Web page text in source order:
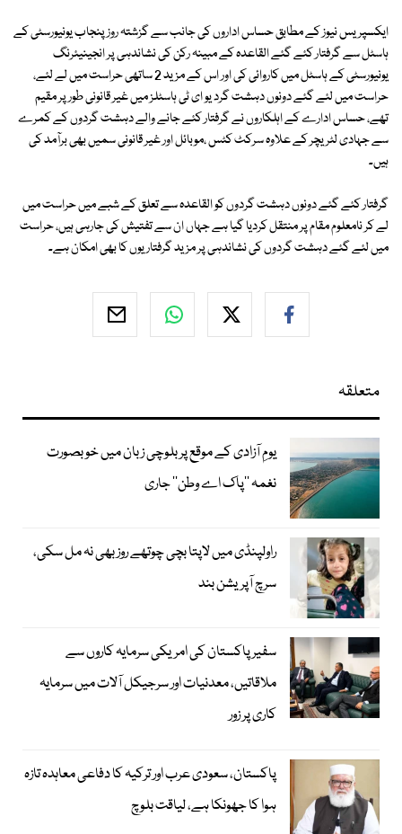
ایکسپریس نیوز کے مطابق حساس اداروں کی جانب سے گزشتہ روز پنجاب یونیورسٹی کے
ہاسٹل سے گرفتار کئے گئے القاعدہ کے مبینہ رکن کی نشاندہی پر انجینیئرنگ
یونیورسٹی کے ہاسٹل میں کاروائی کی اور اس کے مزید 2 ساتھی حراست میں لے لئے،
حراست میں لئے گئے دونوں دہشت گرد یو ای ٹی ہاسٹلز میں غیر قانونی طور پر مقیم
تھے، حساس ادارے کے اہلکاروں نے گرفتار کئے جانے والے دہشت گردوں کے کمرے
سے جہادی لٹریچر کے علاوہ سرکٹ کٹس ،موبائل اور غیر قانونی سمیں بھی برآمد کی
ہیں۔
گرفتار کئے گئے دونوں دہشت گردوں کو القاعدہ سے تعلق کے شبے میں حراست میں
لے کر نامعلوم مقام پر منتقل کردیا گیا ہے جہاں ان سے تفتیش کی جارہی ہیں، حراست
میں لئے گئے دہشت گردوں کی نشاندہی پر مزید گرفتاریوں کا بھی امکان ہے۔
متعلقہ
یومِ آزادی کے موقع پر بلوچی زبان میں خوبصورت
نغمہ ’’پاک اے وطن‘‘ جاری
راولپنڈی میں لاپتا بچی چوتھے روز بھی نہ مل سکی،
سرچ آپریشن بند
سفیر پاکستان کی امریکی سرمایہ کاروں سے
ملاقاتیں، معدنیات اور سرجیکل آلات میں سرمایہ
کاری پر زور
پاکستان، سعودی عرب اور ترکیہ کا دفاعی معاہدہ تازہ
ہوا کا جھونکا ہے، لیاقت بلوچ